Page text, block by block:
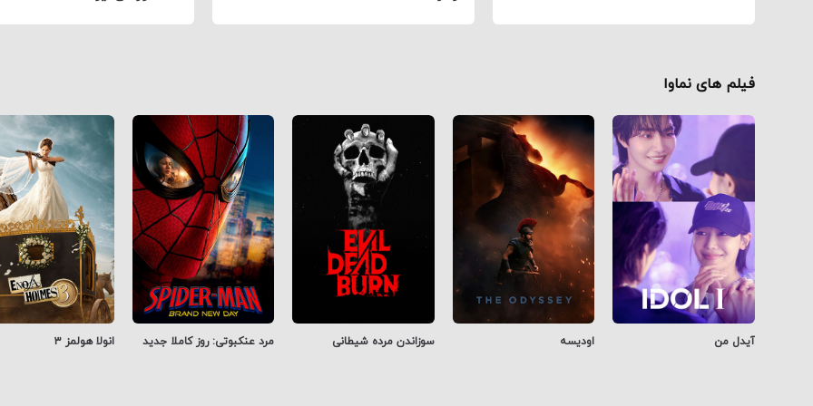
فیلم های نماوا
آیدل من اودیسه سوزاندن مرده شیطانی مرد عنکبوتی: روز کاملا جدید انولا هولمز ۳